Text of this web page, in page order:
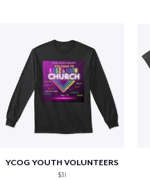
YCOG YOUTH VOLUNTEERS
$31